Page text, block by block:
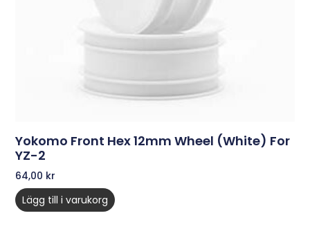
Yokomo Front Hex 12mm Wheel (White) For
YZ-2
64,00 kr
Lägg till i varukorg